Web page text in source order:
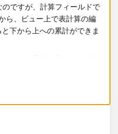
ートを昇順に変えると下か